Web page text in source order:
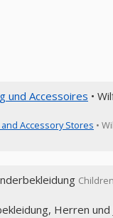
und Accessoires •
Accessory Stores •
Herren und